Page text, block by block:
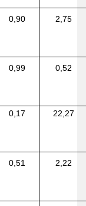
0,90 2,75
0,99 0,52
0,17 22,27
0,51 2,22